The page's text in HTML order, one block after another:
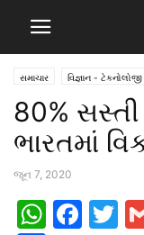
સમાચાર વિજ્ઞાન - ટેકનોલોજી
80%
ભારતમાં
જૂન 7, 2020